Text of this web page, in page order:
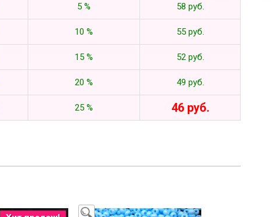
5 % 58 руб.
10 % 55 руб.
15 % 52 руб.
20 % 49 руб.
25 % 46 руб.